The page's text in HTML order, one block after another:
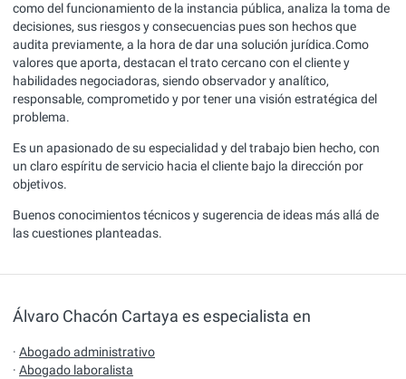
como del funcionamiento de la instancia pública, analiza la toma de
decisiones, sus riesgos y consecuencias pues son hechos que
audita previamente, a la hora de dar una solución jurídica.Como
valores que aporta, destacan el trato cercano con el cliente y
habilidades negociadoras, siendo observador y analítico,
responsable, comprometido y por tener una visión estratégica del
problema.
Es un apasionado de su especialidad y del trabajo bien hecho, con
un claro espíritu de servicio hacia el cliente bajo la dirección por
objetivos.
Buenos conocimientos técnicos y sugerencia de ideas más allá de
las cuestiones planteadas.
Álvaro Chacón Cartaya es especialista en
· Abogado administrativo
· Abogado laboralista